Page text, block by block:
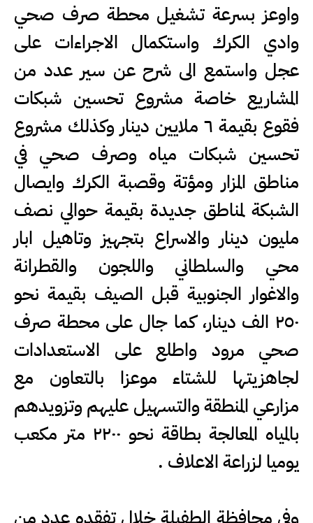
واوعز بسرعة تشغيل محطة صرف صحي
وادي الكرك واستكمال الاجراءات على
عجل واستمع الى شرح عن سير عدد من
المشاريع خاصة مشروع تحسين شبكات
فقوع بقيمة ٦ ملايين دينار وكذلك مشروع
تحسين شبكات مياه وصرف صحي في
مناطق المزار ومؤتة وقصبة الكرك وايصال
الشبكة لمناطق جديدة بقيمة حوالي نصف
مليون دينار والاسراع بتجهيز وتاهيل ابار
محي والسلطاني واللجون والقطرانة
والاغوار الجنوبية قبل الصيف بقيمة نحو
٢٥٠ الف دينار، كما جال على محطة صرف
صحي مرود واطلع على الاستعدادات
لجاهزيتها للشتاء موعزا بالتعاون مع
مزارعي المنطقة والتسهيل عليهم وتزويدهم
بالمياه المعالجة بطاقة نحو ٢٢٠٠ متر مكعب
يوميا لزراعة الاعلاف .